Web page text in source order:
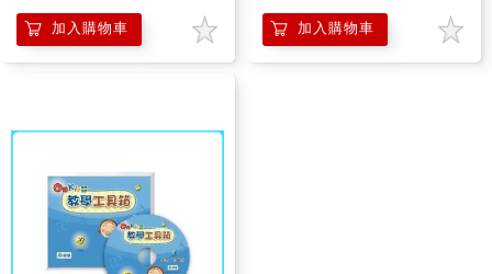
加入購物車 加入購物車